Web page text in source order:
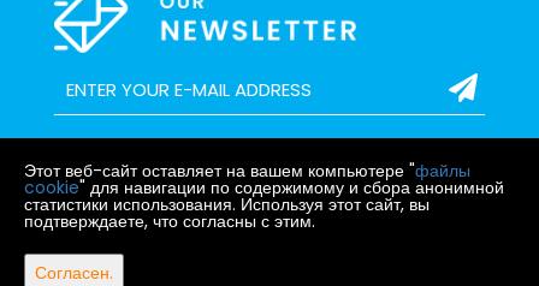
ГЛАВНАЯ
Этот веб-сайт оставляет на вашем компьютере "файлы
cookie" для навигации по содержимому и сбора анонимной
статистики использования. Используя этот сайт, вы
подтверждаете, что согласны с этим.
Согласен.